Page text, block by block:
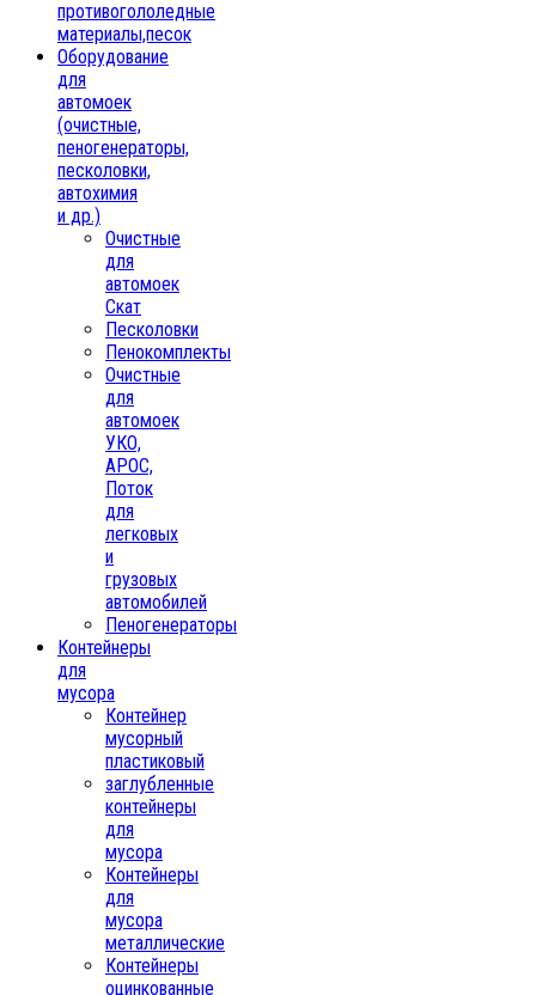
противогололедные
материалы,песок
Oборудование
для
автомоек
(очистные,
пеногенераторы,
песколовки,
автохимия
и др.)
Очистные
для
автомоек
Скат
Песколовки
Пенокомплекты
Очистные
для
автомоек
УКО,
АРОС,
Поток
для
легковых
и
грузовых
автомобилей
Пеногенераторы
Контейнеры
для
мусора
Контейнер
мусорный
пластиковый
заглубленные
контейнеры
для
мусора
Контейнеры
для
мусора
металлические
Контейнеры
оцинкованные